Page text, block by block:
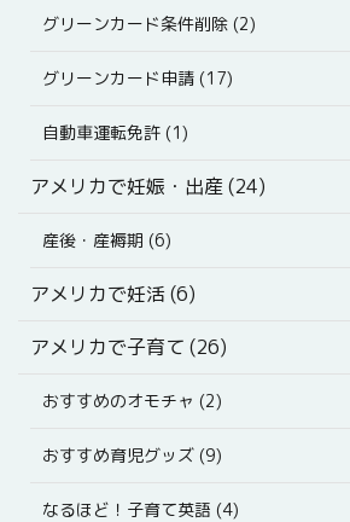
グリーンカード条件削除 (2)
グリーンカード申請 (17)
自動車運転免許 (1)
アメリカで妊娠・出産 (24)
産後・産褥期 (6)
アメリカで妊活 (6)
アメリカで子育て (26)
おすすめのオモチャ (2)
おすすめ育児グッズ (9)
なるほど！子育て英語 (4)